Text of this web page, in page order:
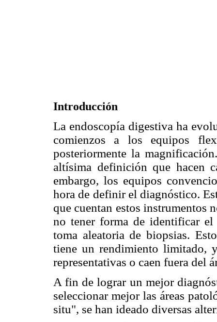
Introducción
La endoscopía digestiva ha
comienzos a los equipos
posteriormente la
altísima definición que hacen
embargo, los equipos
hora de definir el diagnóstico.
que cuentan estos instrumentos
no tener forma de identificar el
toma aleatoria de biopsias.
tiene un rendimiento limitado,
representativas o caen fuera del
A fin de lograr un mejor
seleccionar mejor las áreas
situ", se han ideado diversas